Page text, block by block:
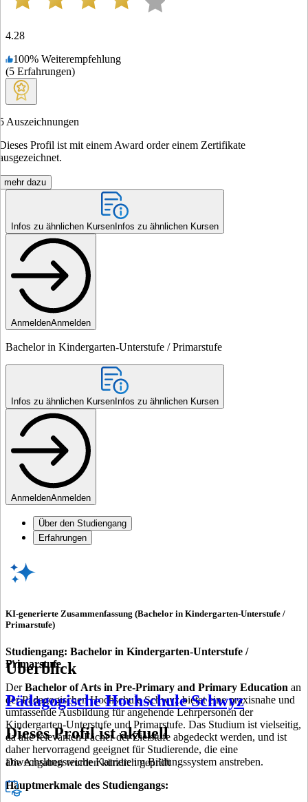
4.28
100% Weiterempfehlung
(5 Erfahrungen)
Auszeichnungen
Profil ist mit einem Award order einem Zertifikate
mehr dazu
Infos zu ähnlichen Kursen Infos zu ähnlichen Kursen
AnmeldenAnmelden
Bachelor in Kindergarten-Unterstufe / Primarstufe
Infos zu ähnlichen Kursen Infos zu ähnlichen Kursen
AnmeldenAnmelden
Über den Studiengang
Erfahrungen
KI-generierte Zusammenfassung (Bachelor in Kindergarten-Unterstufe /
Primarstufe)
Studiengang: Bachelor in Kindergarten-Unterstufe /
Primarstufe
DerBachelor of Arts in Pre-Primary and Primary Education an
der Pädagogischen Hochschule Schwyz bietet eine praxisnahe und
umfassende Ausbildung für angehende Lehrpersonen der
Kindergarten-Unterstufe und Primarstufe. Das Studium ist vielseitig,
da alle relevanten Fächer der Zielstufe abgedeckt werden, und ist
daher hervorragend geeignet für Studierende, die eine
abwechslungsreiche Karriere im Bildungssystem anstreben.
Hauptmerkmale des Studiengangs:
Überblick
Pädagogische Hochschule Schwyz
Dieses Profil ist aktuell
Die Angaben wurden kürzlich geprüft